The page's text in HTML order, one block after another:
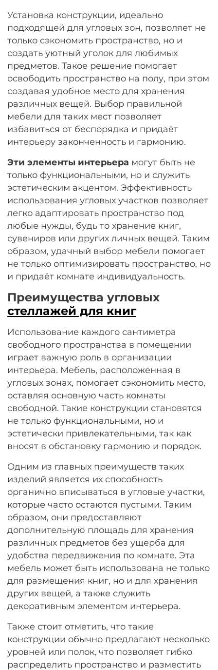
Установка конструкции, идеально
подходящей для угловых зон, позволяет не
только сэкономить пространство, но и
создать уютный уголок для любимых
предметов. Такое решение помогает
освободить пространство на полу, при этом
создавая удобное место для хранения
различных вещей. Выбор правильной
мебели для таких мест позволяет
избавиться от беспорядка и придаёт
интерьеру законченность и гармонию.
Эти элементы интерьера могут быть не
только функциональными, но и служить
эстетическим акцентом. Эффективность
использования угловых участков позволяет
легко адаптировать пространство под
любые нужды, будь то хранение книг,
сувениров или других личных вещей. Таким
образом, удачный выбор мебели помогает
не только оптимизировать пространство, но
и придаёт комнате индивидуальность.
Преимущества угловых
стеллажей для книг
Использование каждого сантиметра
свободного пространства в помещении
играет важную роль в организации
интерьера. Мебель, расположенная в
угловых зонах, помогает сэкономить место,
оставляя основную часть комнаты
свободной. Такие конструкции становятся
не только функциональными, но и
эстетически привлекательными, так как
вносят в обстановку гармонию и порядок.
Одним из главных преимуществ таких
изделий является их способность
органично вписываться в угловые участки,
которые часто остаются пустыми. Таким
образом, они предоставляют
дополнительную площадь для хранения
различных предметов без ущерба для
удобства передвижения по комнате. Эта
мебель может быть использована не только
для размещения книг, но и для хранения
других вещей, а также служить
декоративным элементом интерьера.
Также стоит отметить, что такие
конструкции обычно предлагают несколько
уровней или полок, что позволяет гибко
распределить пространство и разместить
25
раз в 2 недели
раз в 2 недели
Остались вопросы?
8 800 302-02-51
plait.ru